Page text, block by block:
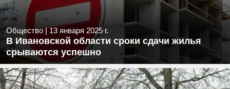
Общество|13 января 2025 г.
В Ивановской области сроки сдачи жилья
срываются успешно